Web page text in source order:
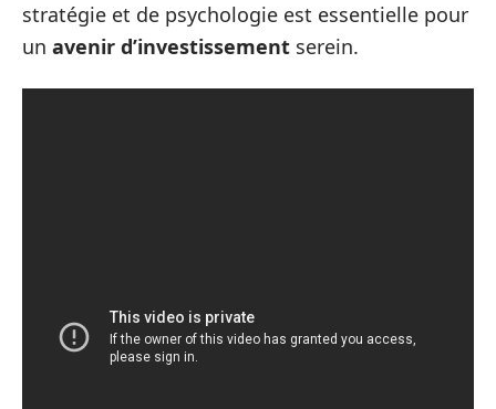
stratégie et de psychologie est essentielle pour
un avenir d’investissement serein.